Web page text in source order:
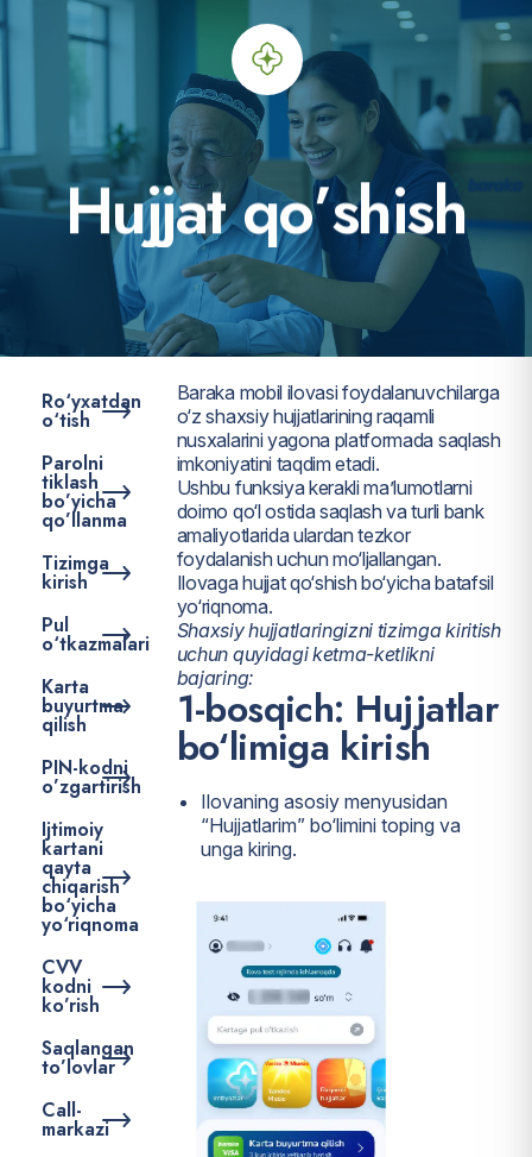
Hujjatqo’shish
Ro‘yxatdan
o‘tish
Parolni
tiklash
bo’yicha
qo’llanma
Tizimga
kirish
Pul
o‘tkazmalari
Karta
buyurtma
qilish
PIN-kodni
o’zgartirish
Ijtimoiy
kartani
qayta
chiqarish
bo‘yicha
yo‘riqnoma
CVV
kodni
ko’rish
Saqlangan
to’lovlar
Call-
markazi
Baraka mobil ilovasi foydalanuvchilarga
o‘z shaxsiy hujjatlarining raqamli
nusxalarini yagona platformada saqlash
imkoniyatini taqdim etadi.
Ushbu funksiya kerakli ma’lumotlarni
doimo qo‘l ostida saqlash va turli bank
amaliyotlarida ulardan tezkor
foydalanish uchun mo‘ljallangan.
Ilovaga hujjat qo‘shish bo‘yicha batafsil
yo‘riqnoma.
Shaxsiy hujjatlaringizni tizimga kiritish
uchun quyidagi ketma-ketlikni
bajaring:
1-bosqich: Hujjatlar
bo‘limiga kirish
Ilovaning asosiy menyusidan
“Hujjatlarim” bo‘limini toping va
unga kiring.